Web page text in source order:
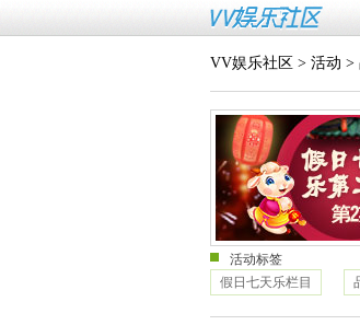
VV娱乐社区 > 活动 >
活动标签
假日七天乐栏目